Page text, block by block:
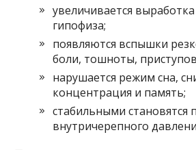
увеличивается
гипофиза;
появляются вспышки
боли, тошноты, приступов
нарушается режим сна,
концентрация и память;
стабильными становятся
внутричерепного